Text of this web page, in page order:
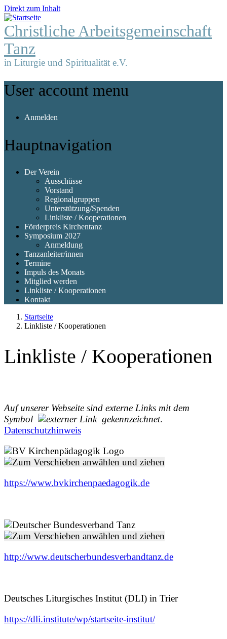
Direkt zum Inhalt
Christliche Arbeitsgemeinschaft
Tanz
in Liturgie und Spiritualität e.V.
User account menu
Anmelden
Hauptnavigation
Der Verein
Ausschüsse
Vorstand
Regionalgruppen
Unterstützung/Spenden
Linkliste / Kooperationen
Förderpreis Kirchentanz
Symposium 2027
Anmeldung
Tanzanleiter/innen
Termine
Impuls des Monats
Mitglied werden
Linkliste / Kooperationen
Kontakt
Startseite
Linkliste / Kooperationen
Linkliste / Kooperationen
Auf unserer Webseite sind externe Links mit dem
Symbol
gekennzeichnet.
Datenschutzhinweis
https://www.bvkirchenpaedagogik.de
http://www.deutscherbundesverbandtanz.de
Deutsches Liturgisches Institut (DLI) in Trier
https://dli.institute/wp/startseite-institut/